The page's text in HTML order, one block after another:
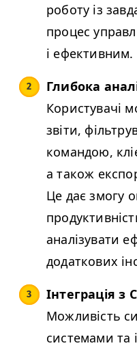
роботу із
процес
і ефективним.
Глибока
Користувачі
звіти,
командою,
а також
Це дає змогу
аналізувати
додаткових
Інтеграція з
Можливість
системами та